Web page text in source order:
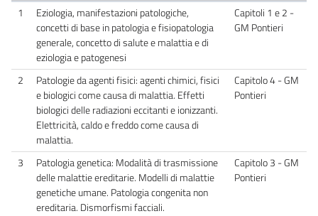
1
Eziologia, manifestazioni patologiche,
concetti di base in patologia e fisiopatologia
generale, concetto di salute e malattia e di
eziologia e patogenesi
Capitoli 1 e 2 -
GM Pontieri
2
Patologie da agenti fisici: agenti chimici, fisici
e biologici come causa di malattia. Effetti
biologici delle radiazioni eccitanti e ionizzanti.
Elettricità, caldo e freddo come causa di
malattia.
Capitolo 4 - GM
Pontieri
3
Patologia genetica: Modalità di trasmissione
delle malattie ereditarie. Modelli di malattie
genetiche umane. Patologia congenita non
ereditaria. Dismorfismi facciali.
Capitolo 3 - GM
Pontieri